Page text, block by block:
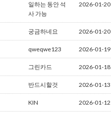
일하는 동안 석
사 가능
2026-01-20
궁금하네요 2026-01-20
qweqwe123 2026-01-19
그린카드 2026-01-18
반드시할것 2026-01-13
KIN 2026-01-12